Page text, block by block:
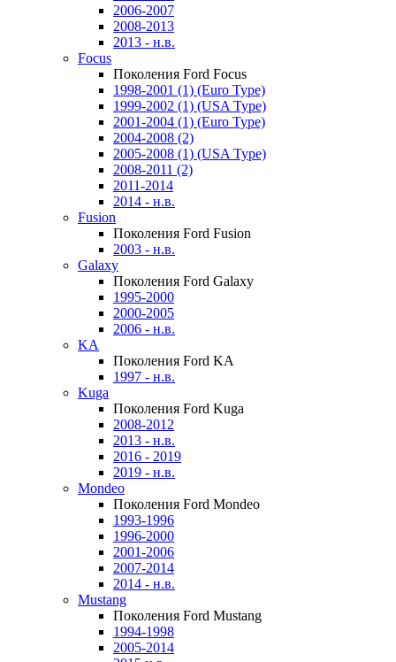
2006-2007
2008-2013
2013 - н.в.
Focus
Поколения Ford Focus
1998-2001 (1) (Euro Type)
1999-2002 (1) (USA Type)
2001-2004 (1) (Euro Type)
2004-2008 (2)
2005-2008 (1) (USA Type)
2008-2011 (2)
2011-2014
2014 - н.в.
Fusion
Поколения Ford Fusion
2003 - н.в.
Galaxy
Поколения Ford Galaxy
1995-2000
2000-2005
2006 - н.в.
KA
Поколения Ford KA
1997 - н.в.
Kuga
Поколения Ford Kuga
2008-2012
2013 - н.в.
2016 - 2019
2019 - н.в.
Mondeo
Поколения Ford Mondeo
1993-1996
1996-2000
2001-2006
2007-2014
2014 - н.в.
Mustang
Поколения Ford Mustang
1994-1998
2005-2014